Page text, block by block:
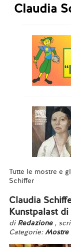
Claudia
Tutte le mostre e
Schiffer
Claudia
Kunstpalast
di Redazione ,
Categorie:Mostre